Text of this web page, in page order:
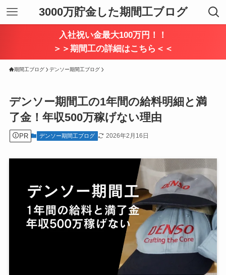
3000万貯金した期間工ブログ
入社祝い金最大100万円！！
＞＞期間工の詳細はこちら＜＜
期間工ブログ デンソー期間工ブログ
デンソー期間工の1年間の給料明細と満
了金！年収500万稼げない理由
PR デンソー期間工ブログ 2026年2月16日